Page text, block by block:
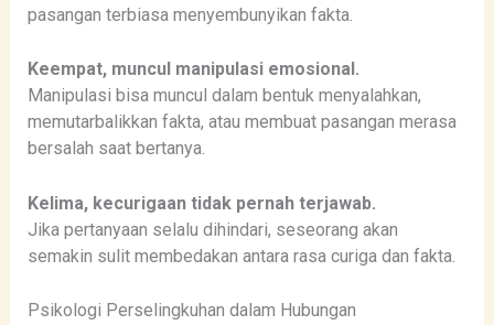
pasangan terbiasa menyembunyikan fakta.
Keempat, muncul manipulasi emosional.
Manipulasi bisa muncul dalam bentuk menyalahkan,
memutarbalikkan fakta, atau membuat pasangan merasa
bersalah saat bertanya.
Kelima, kecurigaan tidak pernah terjawab.
Jika pertanyaan selalu dihindari, seseorang akan
semakin sulit membedakan antara rasa curiga dan fakta.
Psikologi Perselingkuhan dalam Hubungan